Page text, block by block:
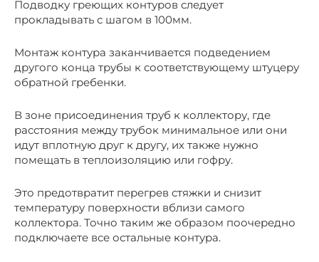
Подводку греющих контуров следует
прокладывать с шагом в 100мм.
Монтаж контура заканчивается подведением
другого конца трубы к соответствующему штуцеру
обратной гребенки.
В зоне присоединения труб к коллектору, где
расстояния между трубок минимальное или они
идут вплотную друг к другу, их также нужно
помещать в теплоизоляцию или гофру.
Это предотвратит перегрев стяжки и снизит
температуру поверхности вблизи самого
коллектора. Точно таким же образом поочередно
подключаете все остальные контура.